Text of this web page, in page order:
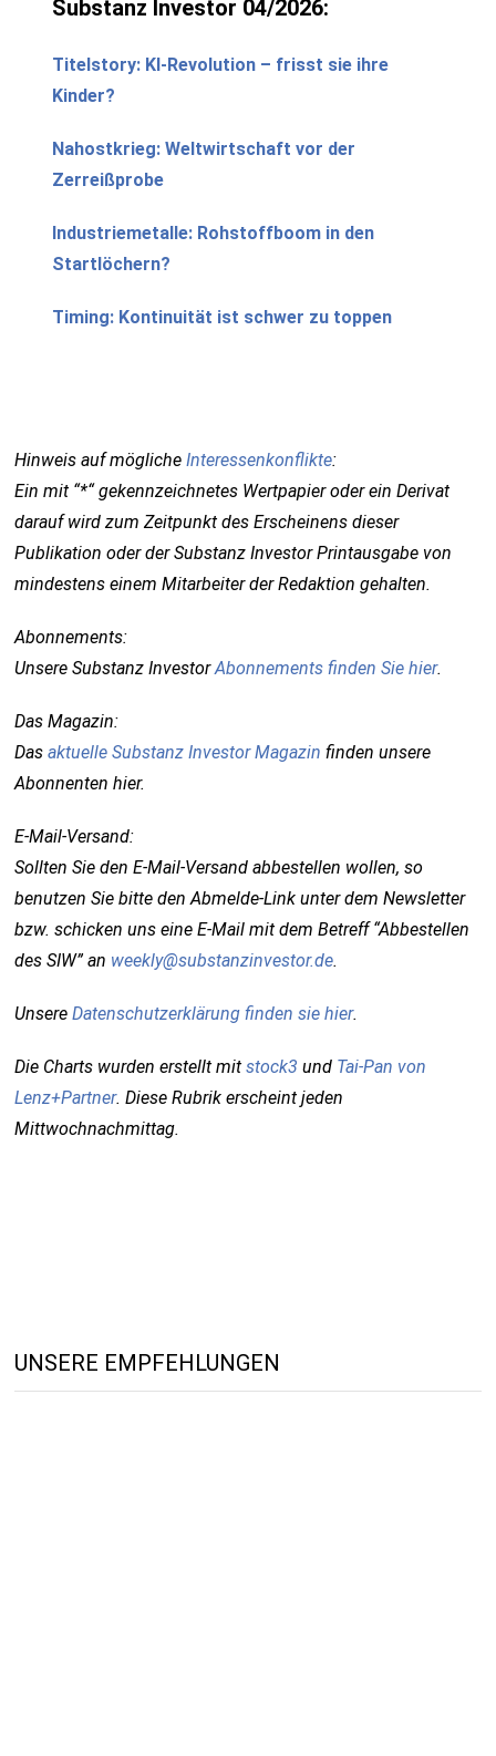
Substanz Investor 04/2026:
Titelstory: KI-Revolution – frisst sie ihre
Kinder?
Nahostkrieg: Weltwirtschaft vor der
Zerreißprobe
Industriemetalle: Rohstoffboom in den
Startlöchern?
Timing: Kontinuität ist schwer zu toppen
Hinweis auf möglicheInteressenkonflikte:
Ein mit “*“ gekennzeichnetes Wertpapier oder ein Derivat
darauf wird zum Zeitpunkt des Erscheinens dieser
Publikation oder der Substanz Investor Printausgabe von
mindestens einem Mitarbeiter der Redaktion gehalten.
Abonnements:
Unsere Substanz InvestorAbonnements finden Sie hier.
Das Magazin:
Dasaktuelle Substanz Investor Magazin finden unsere
Abonnenten hier.
E-Mail-Versand:
Sollten Sie den E-Mail-Versand abbestellen wollen, so
benutzen Sie bitte den Abmelde-Link unter dem Newsletter
bzw. schicken uns eine E-Mail mit dem Betreff “Abbestellen
des SIW” an weekly@substanzinvestor.de.
UnsereDatenschutzerklärung finden sie hier.
Die Charts wurden erstellt mitstock3 und Tai-Pan von
Lenz+Partner. Diese Rubrik erscheint jeden
Mittwochnachmittag.
UNSERE EMPFEHLUNGEN